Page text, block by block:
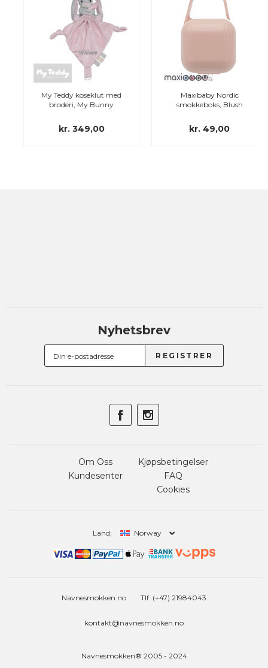
My Teddy koseklut med
broderi, My Bunny
kr. 349,00
Maxibaby Nordic
smokkeboks, Blush
kr. 49,00
Nyhetsbrev
Om Oss
Kundesenter
Kjøpsbetingelser
FAQ
Cookies
Land: Norway
Navnesmokken.no Tlf: (+47) 21984043
kontakt@navnesmokken.no
Navnesmokken® 2005 - 2024